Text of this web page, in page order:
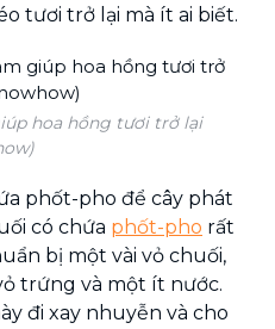
tươi trở lại mà ít ai biết.
hoa hồng tươi trở lại
phốt-pho để cây phát
có chứa phốt-pho rất
bị một vài vỏ chuối,
trứng và một ít nước.
đi xay nhuyễn và cho